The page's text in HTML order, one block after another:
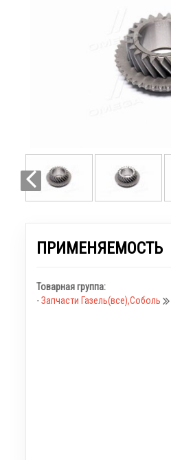
ПРИМЕНЯЕМОСТЬ
Товарная группа:
-Запчасти Газель(все),Соболь